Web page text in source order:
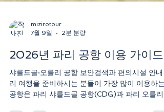
mizirotour
7월 9일
2분 분량